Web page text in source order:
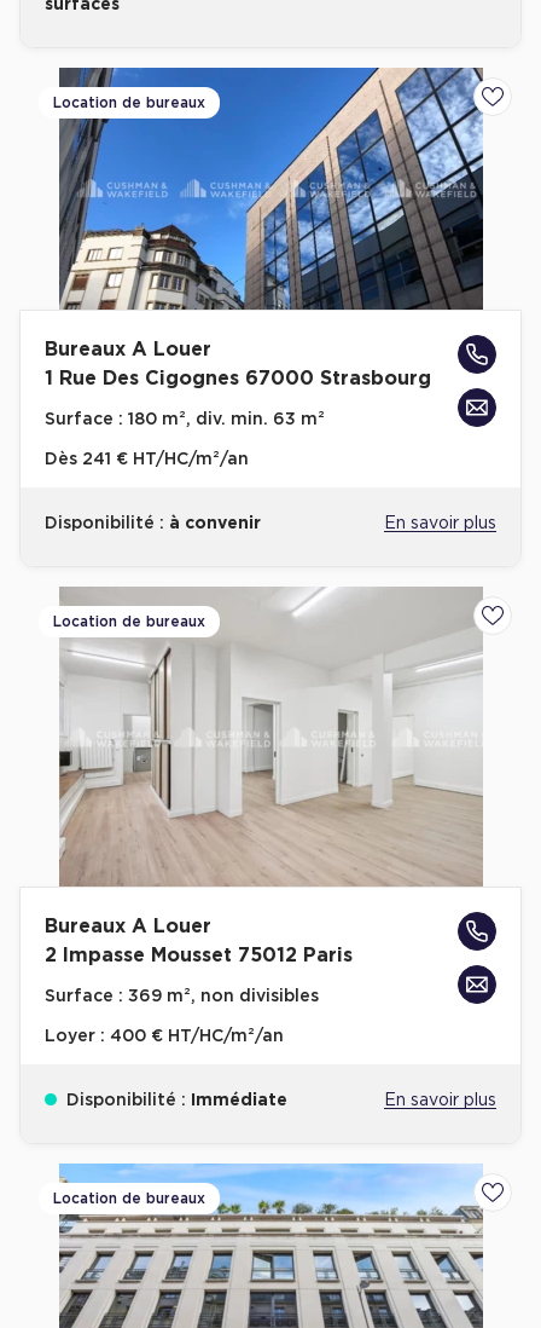
surfaces
Location de bureaux
Bureaux A Louer
1 Rue Des Cigognes 67000 Strasbourg
Surface : 180 m², div. min. 63 m²
Dès 241 € HT/HC/m²/an
Disponibilité : à convenir En savoir plus
Location de bureaux
Bureaux A Louer
2 Impasse Mousset 75012 Paris
Surface : 369 m², non divisibles
Loyer : 400 € HT/HC/m²/an
Disponibilité : Immédiate En savoir plus
Location de bureaux